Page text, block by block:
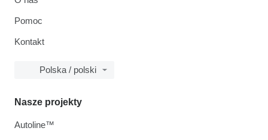
Pomoc
Kontakt
Polska / polski
Nasze projekty
Autoline™